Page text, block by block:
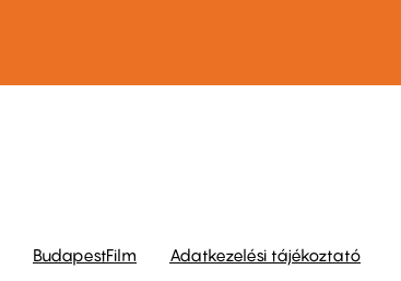
BudapestFilm Adatkezelési tájékoztató